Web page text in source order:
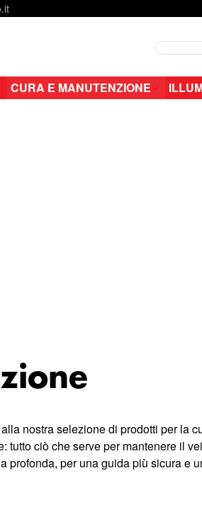
Search
CURA E MANUTENZIONE
nostra selezione di prodotti per la
ciò che serve per mantenere il
per una guida più sicura e